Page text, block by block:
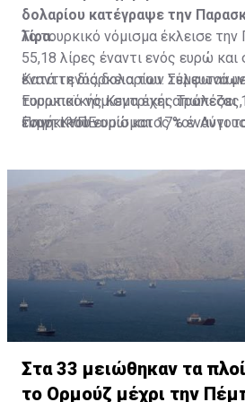
δολαρίου κατέγραψε την
λίρα.
Το τουρκικό νόμισμα έκλεισε
55,18 λίρες έναντι ενός ευρώ και
έναντι ενός δολαρίου. Σύμφωνα
Ευρωπαϊκής Κεντρικής Τράπεζας,
τουρκικού νομίσματος τον
Κατά τη διάρκεια των
τουρκικό νόμισμα έχει απωλέσει
έναντι του ευρώ και 17% έναντι
Πηγή: ΚΥΠΕ
Στα 33 μειώθηκαν τα
το Ορμούζ μέχρι την